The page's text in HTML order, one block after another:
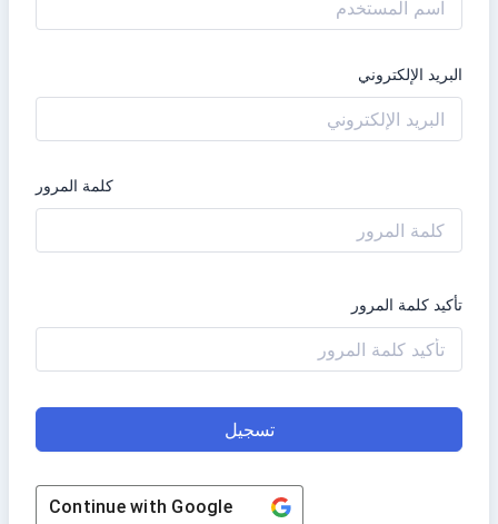
البريد الإلكتروني
كلمة المرور
تأكيد كلمة المرور
تسجيل
Continue with Google